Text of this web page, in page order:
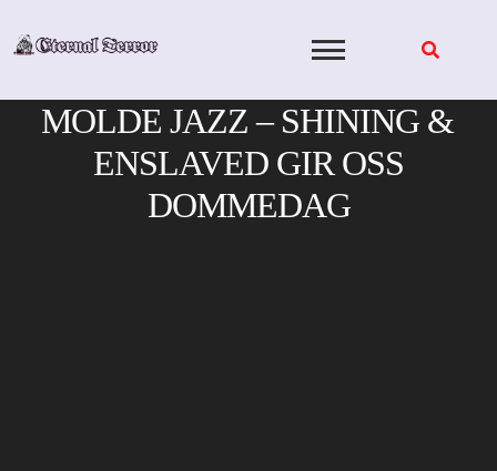
MOLDE JAZZ – SHINING &
ENSLAVED GIR OSS
DOMMEDAG